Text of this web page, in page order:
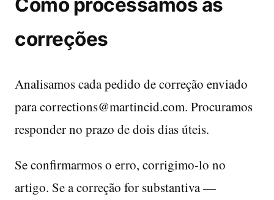
Como processamos as
correções
Analisamos cada pedido de correção enviado
para corrections@martincid.com. Procuramos
responder no prazo de dois dias úteis.
Se confirmarmos o erro, corrigimo-lo no
artigo. Se a correção for substantiva —